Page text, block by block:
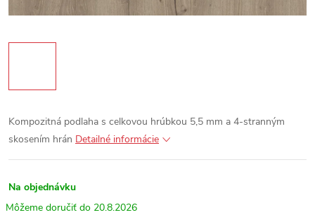
Kompozitná podlaha s celkovou hrúbkou 5,5 mm a 4-stranným
skosením hrán Detailné informácie
Na objednávku
20.8.2026